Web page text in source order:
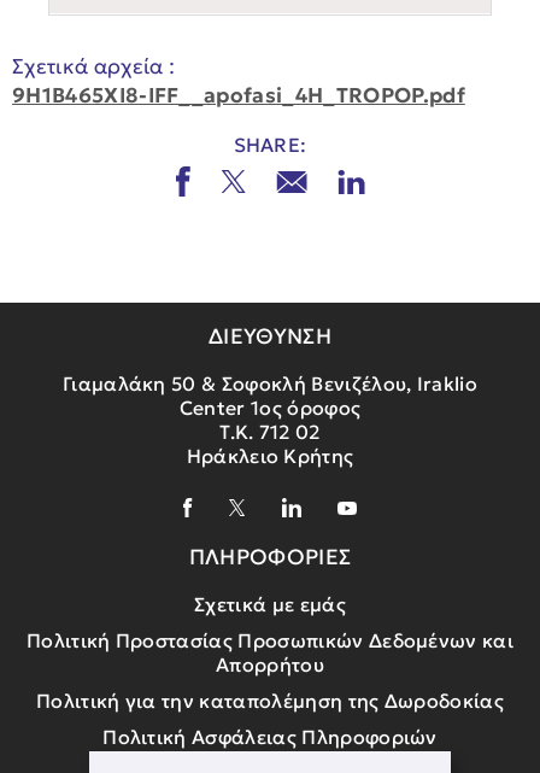
Σχετικά αρχεία :
9H1B465XI8-IFF__apofasi_4H_TROPOP.pdf
SHARE:
ΔΙΕΥΘΥΝΣΗ
Γιαμαλάκη 50 & Σοφοκλή Βενιζέλου, Iraklio
Center 1ος όροφος
Τ.Κ. 712 02
Ηράκλειο Κρήτης
ΠΛΗΡΟΦΟΡΙΕΣ
Σχετικά με εμάς
Πολιτική Προστασίας Προσωπικών Δεδομένων και
Απορρήτου
Πολιτική για την καταπολέμηση της Δωροδοκίας
Πολιτική Ασφάλειας Πληροφοριών